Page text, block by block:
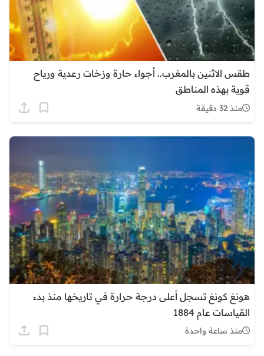
طقس الاثنين بالمغرب.. أجواء حارة وزخات رعدية ورياح
قوية بهذه المناطق
منذ 32 دقيقة
هونغ كونغ تسجل أعلى درجة حرارة في تاريخها منذ بدء
القياسات عام 1884
منذ ساعة واحدة